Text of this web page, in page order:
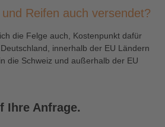
Reifen auch versendet?
die Felge auch, Kostenpunkt dafür
innerhalb der EU Ländern
die Schweiz und außerhalb der EU
Ihre Anfrage.